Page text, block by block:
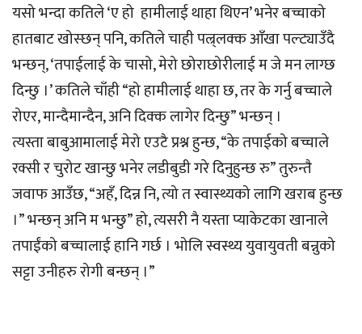
यसो भन्दा कतिले ‘ए हो हामीलाई थाहा थिएन’ भनेर बच्चाको
हातबाट खोस्छन् पनि, कतिले चाही पल्र्लक्क आँखा पल्ट्याउँदै
भन्छन्, ‘तपाईलाई के चासो, मेरो छोराछोरीलाई म जे मन लाग्छ
दिन्छु ।’ कतिले चाँही “हो हामीलाई थाहा छ, तर के गर्नु बच्चाले
रोएर, मान्दैमान्दैन, अनि दिक्क लागेर दिन्छु” भन्छन् ।
त्यस्ता बाबुआमालाई मेरो एउटै प्रश्न हुन्छ, “के तपाईको बच्चाले
रक्सी र चुरोट खान्छु भनेर लडीबुडी गरे दिनुहुन्छ रु” तुरुन्तै
जवाफ आउँछ, “अहँ, दिन्न नि, त्यो त स्वास्थ्यको लागि खराब हुन्छ
।” भन्छन् अनि म भन्छु” हो, त्यसरी नै यस्ता प्याकेटका खानाले
तपाईंको बच्चालाई हानि गर्छ । भोलि स्वस्थ्य युवायुवती बन्नुको
सट्टा उनीहरु रोगी बन्छन् ।”